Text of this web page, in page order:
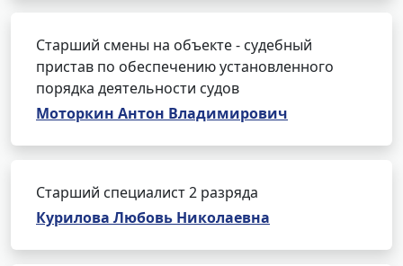
Старший смены на объекте - судебный
пристав по обеспечению установленного
порядка деятельности судов
Моторкин Антон Владимирович
Старший специалист 2 разряда
Курилова Любовь Николаевна